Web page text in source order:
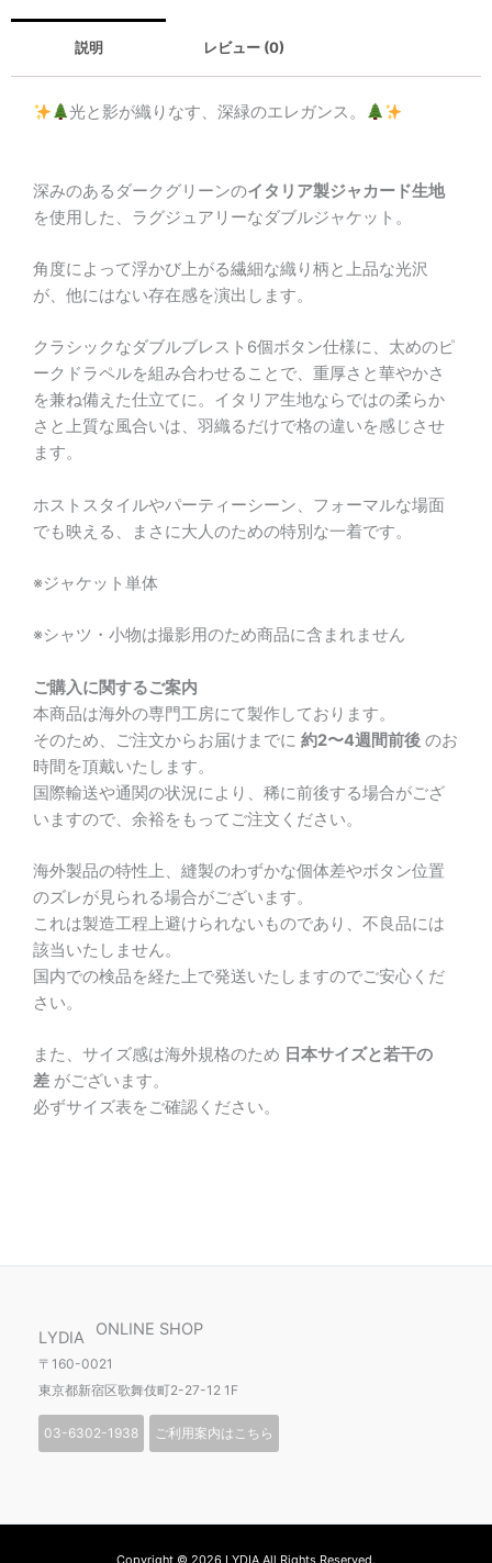
説明 レビュー (0)
光と影が織りなす、深緑のエレガンス。
深みのあるダークグリーンのイタリア製ジャカード生地
を使用した、ラグジュアリーなダブルジャケット。
角度によって浮かび上がる繊細な織り柄と上品な光沢
が、他にはない存在感を演出します。
クラシックなダブルブレスト6個ボタン仕様に、太めのピ
ークドラペルを組み合わせることで、重厚さと華やかさ
を兼ね備えた仕立てに。イタリア生地ならではの柔らか
さと上質な風合いは、羽織るだけで格の違いを感じさせ
ます。
ホストスタイルやパーティーシーン、フォーマルな場面
でも映える、まさに大人のための特別な一着です。
※ジャケット単体
※シャツ・小物は撮影用のため商品に含まれません
ご購入に関するご案内
本商品は海外の専門工房にて製作しております。
そのため、ご注文からお届けまでに 約2〜4週間前後 のお
時間を頂戴いたします。
国際輸送や通関の状況により、稀に前後する場合がござ
いますので、余裕をもってご注文ください。
海外製品の特性上、縫製のわずかな個体差やボタン位置
のズレが見られる場合がございます。
これは製造工程上避けられないものであり、不良品には
該当いたしません。
国内での検品を経た上で発送いたしますのでご安心くだ
さい。
また、サイズ感は海外規格のため 日本サイズと若干の
差 がございます。
必ずサイズ表をご確認ください。
LYDIA ONLINE SHOP
〒160-0021
東京都新宿区歌舞伎町2-27-12 1F
03-6302-1938 ご利用案内はこちら
Copyright © 2026 LYDIA All Rights Reserved.